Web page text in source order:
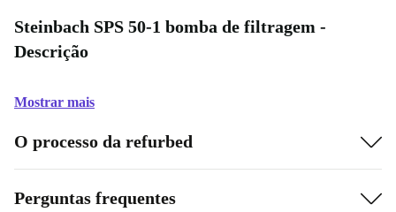
Steinbach SPS 50-1 bomba de filtragem -
Descrição
Mostrar mais
O processo da refurbed
Perguntas frequentes